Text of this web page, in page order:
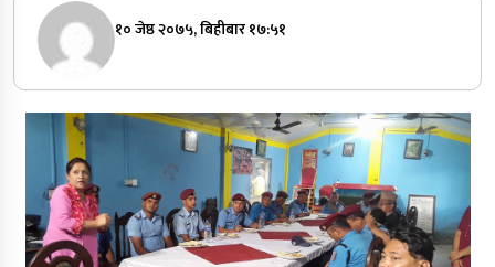
१० जेष्ठ २०७५, बिहीबार १७:५१